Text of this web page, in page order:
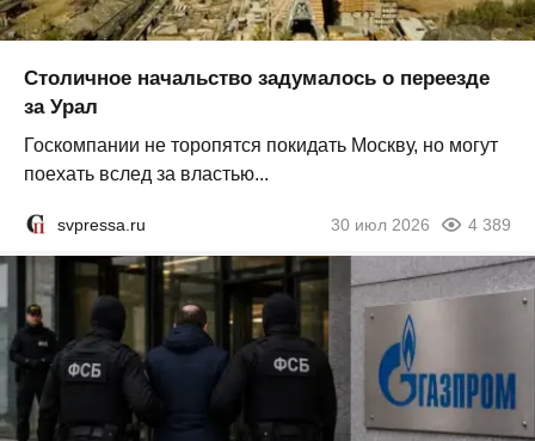
Столичное начальство задумалось о переезде
за Урал
Госкомпании не торопятся покидать Москву, но могут
поехать вслед за властью...
svpressa.ru 30 июл 2026 4 389